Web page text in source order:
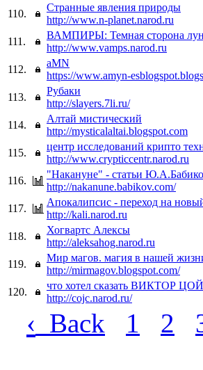
110.
Странные явления природы
http://www.n-planet.narod.ru
111.
ВАМПИРЫ: Темная сторона
http://www.vamps.narod.ru
112.
aMN
https://www.amyn-
113.
Рубаки
http://slayers.7li.ru/
114.
Алтай мистический
http://mysticalaltai.blogspot.com
115.
центр исследований крипто
http://www.crypticcentr.narod.ru
116.
"Накануне" - статьи
http://nakanune.babikov.com/
117.
Апокалипсис - переход на
http://kali.narod.ru
118.
Хогвартс Алексы
http://aleksahog.narod.ru
119.
Мир магов. магия в нашей
http://mirmagov.blogspot.com/
120.
что хотел сказать ВИКТОР ЦОЙ
http://cojc.narod.ru/
‹ Back 1 2